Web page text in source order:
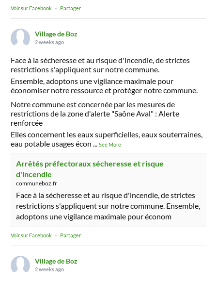
Voir sur Facebook · Partager
Village de Boz
2 weeks ago
Face à la sécheresse et au risque d'incendie, de strictes
restrictions s'appliquent sur notre commune.
Ensemble, adoptons une vigilance maximale pour
économiser notre ressource et protéger notre commune.
Notre commune est concernée par les mesures de
restrictions de la zone d'alerte "Saône Aval" : Alerte
renforcée
Elles concernent les eaux superficielles, eaux souterraines,
eau potable usages écon ...See More
Arrêtés préfectoraux sécheresse et risque
d'incendie
communeboz.fr
Face à la sécheresse et au risque d'incendie, de strictes
restrictions s'appliquent sur notre commune. Ensemble,
adoptons une vigilance maximale pour économ
Voir sur Facebook · Partager
Village de Boz
2 weeks ago